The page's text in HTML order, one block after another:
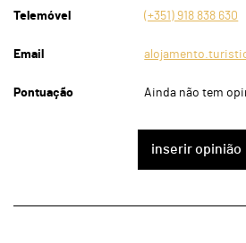
Telemóvel (+351) 918 838 630
Email
Pontuação Ainda não tem
inserir opinião